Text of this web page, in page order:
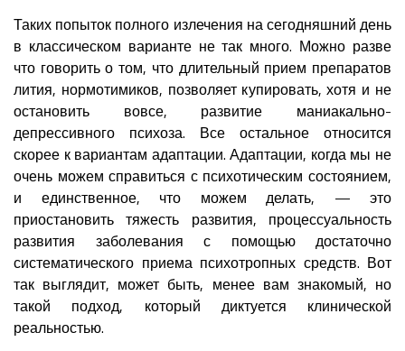
Таких попыток полного излечения на сегодняшний день
в классическом варианте не так много. Можно разве
что говорить о том, что длительный прием препаратов
лития, нормотимиков, позволяет купировать, хотя и не
остановить вовсе, развитие маниакально-
депрессивного психоза. Все остальное относится
скорее к вариантам адаптации. Адаптации, когда мы не
очень можем справиться с психотическим состоянием,
и единственное, что можем делать, — это
приостановить тяжесть развития, процессуальность
развития заболевания с помощью достаточно
систематического приема психотропных средств. Вот
так выглядит, может быть, менее вам знакомый, но
такой подход, который диктуется клинической
реальностью.